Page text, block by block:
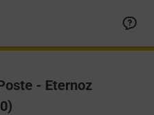
- Eternoz